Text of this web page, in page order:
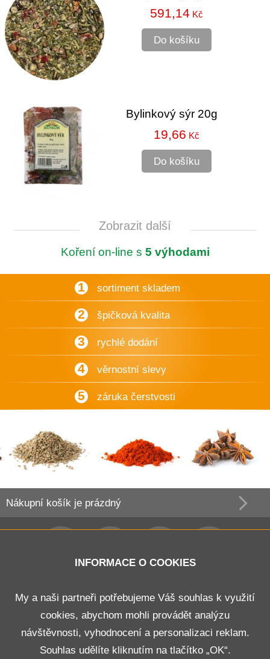
591,14 Kč
Do košíku
Bylinkový sýr 20g
19,66 Kč
Do košíku
Zobrazit další
Koření on-line s 5 výhodami
1 sortiment skladem
2 špičková kvalita
3 rychlé dodání
4 věrnostní slevy
5 záruka čerstvosti
Nákupní košík je prázdný
Obchodní podmínky
Doprava a platba
Odstoupení od smlouvy
INFORMACE O COOKIES
My a naši partneři potřebujeme Váš souhlas k využití
cookies, abychom mohli provádět analýzu
návštěvnosti, vyhodnocení a personalizaci reklam.
Souhlas udělíte kliknutím na tlačítko „OK“.